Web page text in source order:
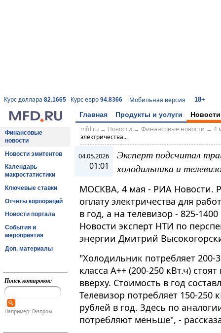
Курс доллара 82.1665 Курс евро 94.8366 Мобильная версия 18+
Главная Продукты и услуги Новости
Финансовые
новости
Новости эмитентов
Календарь
макростатистики
Ключевые ставки
Отчёты корпораций
Новости портала
События и
мероприятия
Доп. материалы
Поиск котировок:
Например: Газпром
mfd.ru→ Новости → Финансовые новости → 4
электричества...
04.05.2026
01:01
Эксперт подсчитал
холодильника и
МОСКВА, 4 мая - РИА Новости.
оплату электричества для
в год, а на телевизор - 825-
Новости эксперт НТИ по
энергии Дмитрий
"Холодильник потребляет
класса A++ (200-250 кВт.ч)
вверху. Стоимость в год
Телевизор потребляет 150-250
рублей в год. Здесь по
потребляют меньше", -